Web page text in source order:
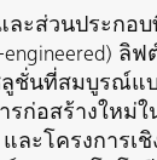
ะส่วนประกอบ
engineered) ลิ
ลูชั่นที่สมบูรณ์แ
รก่อสร้างใหม่
ละโครงการเ